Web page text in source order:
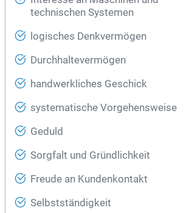
technischen Systemen
logisches Denkvermögen
Durchhaltevermögen
handwerkliches Geschick
systematische Vorgehensweise
Geduld
Sorgfalt und Gründlichkeit
Freude an Kundenkontakt
Selbstständigkeit